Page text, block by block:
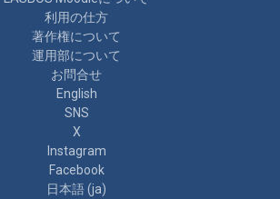
利用の仕方
著作権について
運用部について
お問合せ
English
SNS
X
Instagram
Facebook
日本語 ‎(ja)‎